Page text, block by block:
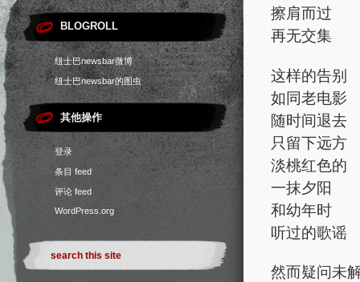
BLOGROLL
纽士巴newsbar微博
纽士巴newsbar的图虫
其他操作
登录
条目 feed
评论 feed
WordPress.org
擦肩而过
再无交集
这样的告别
如同老电影
随时间退去
只留下远方
淡桃红色的
一抹夕阳
和幼年时
听过的歌谣
然而疑问未